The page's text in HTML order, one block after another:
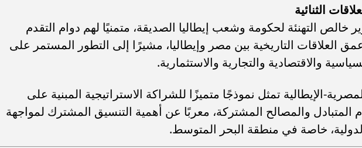
الثنائية
خالص التهنئة لحكومة وشعب إيطاليا الصديقة، متمنيًا لهم دوام التقدم
العلاقات التاريخية بين مصر وإيطاليا، مشيرًا إلى التطور المستمر على
والاقتصادية والتجارية والاستثمارية.
الإيطالية تمثل نموذجًا متميزًا للشراكة الاستراتيجية المبنية على
المتبادل والمصالح المشتركة، معربًا عن أهمية التنسيق المشترك لمواجهة
خاصة في منطقة البحر المتوسط.